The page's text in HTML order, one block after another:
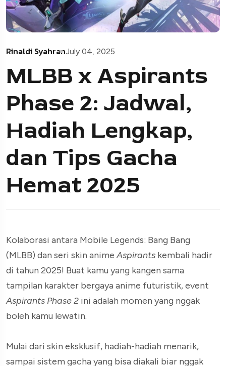
Rinaldi SyahranJuly 04, 2025
MLBB x Aspirants
Phase 2: Jadwal,
Hadiah Lengkap,
dan Tips Gacha
Hemat 2025
Kolaborasi antara Mobile Legends: Bang Bang
(MLBB) dan seri skin animeAspirants kembali hadir
di tahun 2025! Buat kamu yang kangen sama
tampilan karakter bergaya anime futuristik, event
Aspirants Phase 2 ini adalah momen yang nggak
boleh kamu lewatin.
Mulai dari skin eksklusif, hadiah-hadiah menarik,
sampai sistem gacha yang bisa diakali biar nggak